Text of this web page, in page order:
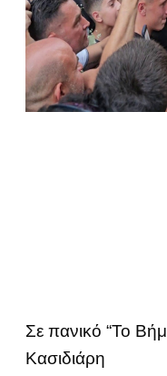
Σε πανικό “Το
Κασιδιάρη